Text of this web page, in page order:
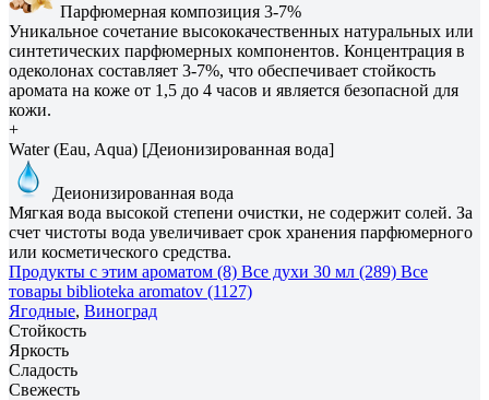
Парфюмерная композиция 3-7%
Уникальное сочетание высококачественных натуральных или
синтетических парфюмерных компонентов. Концентрация в
одеколонах составляет 3-7%, что обеспечивает стойкость
аромата на коже от 1,5 до 4 часов и является безопасной для
кожи.
+
Water (Eau, Aqua) [Деионизированная вода]
Деионизированная вода
Мягкая вода высокой степени очистки, не содержит солей. За
счет чистоты вода увеличивает срок хранения парфюмерного
или косметического средства.
Продукты с этим ароматом (8) Все духи 30 мл (289) Все
товары biblioteka aromatov (1127)
Ягодные, Виноград
Стойкость
Яркость
Сладость
Свежесть